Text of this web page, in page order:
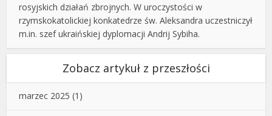
rosyjskich działań zbrojnych. W uroczystości w
rzymskokatolickiej konkatedrze św. Aleksandra uczestniczył
m.in. szef ukraińskiej dyplomacji Andrij Sybiha.
Zobacz artykuł z przeszłości
marzec 2025 (1)